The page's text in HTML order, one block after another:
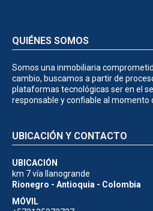
QUIÉNES SOMOS
Somos una inmobiliaria
cambio, buscamos a partir de
plataformas tecnológicas ser en el
responsable y confiable al momento
UBICACIÓN
km 7 vía llanogrande
Rionegro - Antioquia - Colombia